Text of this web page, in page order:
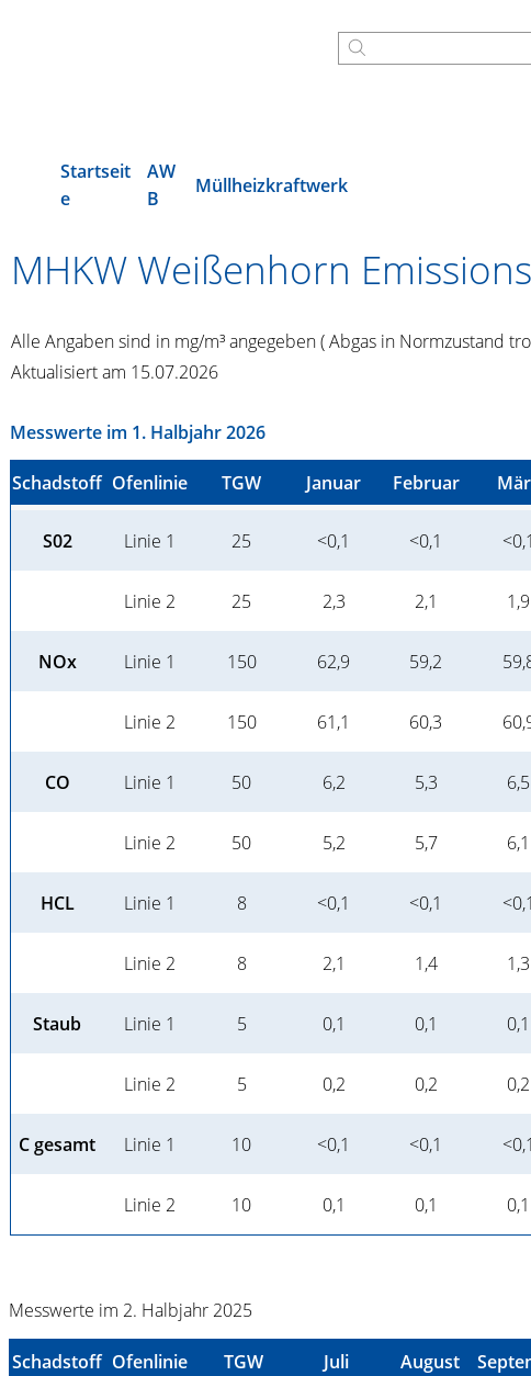
Startseit
e
AW
B
Müllheizkraftwerk
MHKW Weißenhorn
Alle Angaben sind in mg/m³ angegeben ( Abgas in Normzustand
Aktualisiert am 15.07.2026
Messwerte im 1. Halbjahr 2026
Schadstoff Ofenlinie TGW Januar Februar
S02 Linie 1 25 <0,1 <0,1 <0,1
Linie 2 25 2,3 2,1 1,9
NOx Linie 1 150 62,9 59,2
Linie 2 150 61,1 60,3
CO Linie 1 50 6,2 5,3 6,5
Linie 2 50 5,2 5,7 6,1
HCL Linie 1 8 <0,1 <0,1 <0,1
Linie 2 8 2,1 1,4 1,3
Staub Linie 1 5 0,1 0,1 0,1
Linie 2 5 0,2 0,2 0,2
C gesamt Linie 1 10 <0,1 <0,1 <0,1
Linie 2 10 0,1 0,1 0,1
Messwerte im 2. Halbjahr 2025
Schadstoff Ofenlinie TGW Juli August